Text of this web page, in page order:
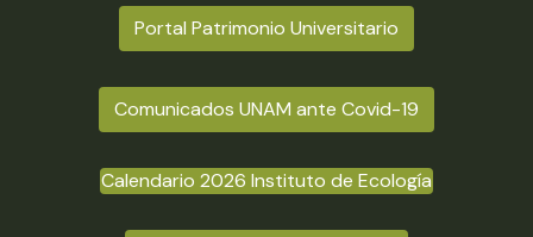
Portal Patrimonio Universitario
Comunicados UNAM ante Covid-19
Calendario 2026 Instituto de Ecología